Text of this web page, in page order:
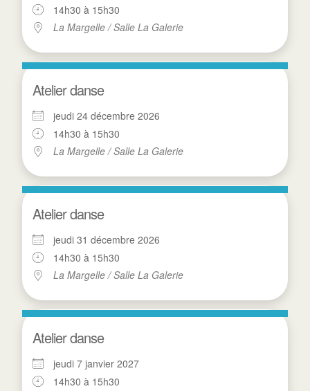
14h30 à 15h30
La Margelle / Salle La Galerie
Atelier danse
jeudi 24 décembre 2026
14h30 à 15h30
La Margelle / Salle La Galerie
Atelier danse
jeudi 31 décembre 2026
14h30 à 15h30
La Margelle / Salle La Galerie
Atelier danse
jeudi 7 janvier 2027
14h30 à 15h30